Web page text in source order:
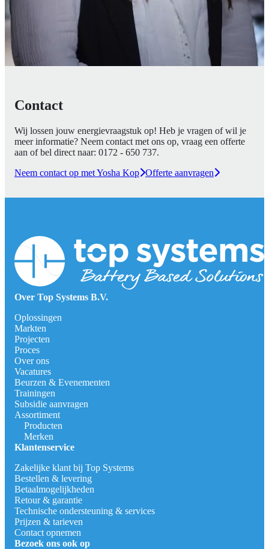
Contact
Wij lossen jouw energievraagstuk op! Heb je vragen of wil je
meer informatie? Neem contact met ons op, vraag een offerte
aan of bel direct naar: 0172 - 650 737.
Neem contact op met Yosha Kop Offerte aanvragen
Over Top Systems B.V.
Oplossingen
Markten
Projecten
Proces
Over ons
Vacatures
Beurzen & Evenementen
Trainingen
Subsidie aanvragen
Assortiment
Producten
Merken
Klantenservice
Zakelijke klant bij Top Systems
Bestellen & levering
Betaalmogelijkheden
Retour & garantie
Technische ondersteuning & services
Prijzen & tarieven
Contact opnemen
Bezoek ons ook op